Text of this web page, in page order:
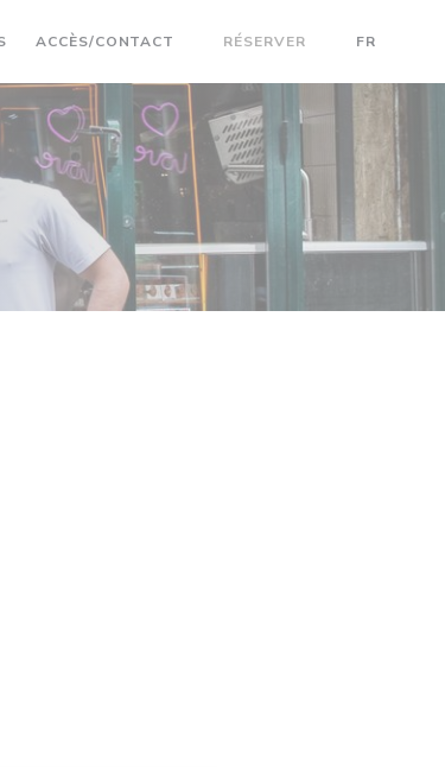
FENÊTRE))
((OUVRE UNE NOUVELLE FENÊTRE))
ACCÈS/CONTACT RÉSERVER FR